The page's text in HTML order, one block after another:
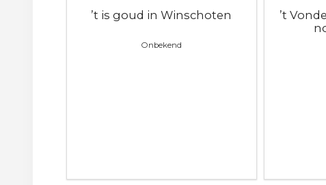
’t is goud in Winschoten
Onbekend
’t